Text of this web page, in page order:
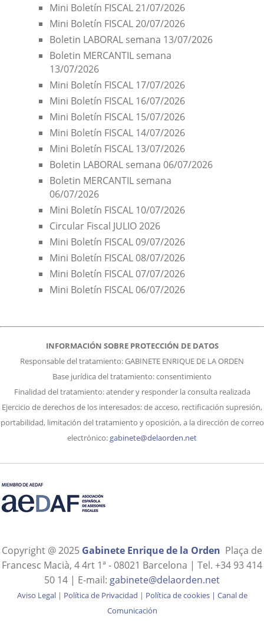
Mini Boletín FISCAL 21/07/2026
Mini Boletín FISCAL 20/07/2026
Boletin LABORAL semana 13/07/2026
Boletin MERCANTIL semana
13/07/2026
Mini Boletín FISCAL 17/07/2026
Mini Boletín FISCAL 16/07/2026
Mini Boletín FISCAL 15/07/2026
Mini Boletín FISCAL 14/07/2026
Mini Boletín FISCAL 13/07/2026
Boletin LABORAL semana 06/07/2026
Boletin MERCANTIL semana
06/07/2026
Mini Boletín FISCAL 10/07/2026
Circular Fiscal JULIO 2026
Mini Boletín FISCAL 09/07/2026
Mini Boletín FISCAL 08/07/2026
Mini Boletín FISCAL 07/07/2026
Mini Boletín FISCAL 06/07/2026
INFORMACIÓN SOBRE PROTECCIÓN DE DATOS
Responsable del tratamiento: GABINETE ENRIQUE DE LA ORDEN
Base jurídica del tratamiento: consentimiento
Finalidad del tratamiento: atender y responder la consulta realizada
Ejercicio de derechos de los interesados: de acceso, rectificación supresión,
portabilidad, limitación del tratamiento y oposición, a la dirección de correo
electrónico: gabinete@delaorden.net
Copyright @ 2025 Gabinete Enrique de la Orden Plaça de
Francesc Macià, 4 4rt 1ª - 08021 Barcelona | Tel. +34 93 414
50 14 | E-mail: gabinete@delaorden.net
Aviso Legal| Política de Privacidad | Política de cookies| Canal de
Comunicación